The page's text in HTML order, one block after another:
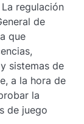
regulación
de
que
sistemas de
a la hora de
la
de juego